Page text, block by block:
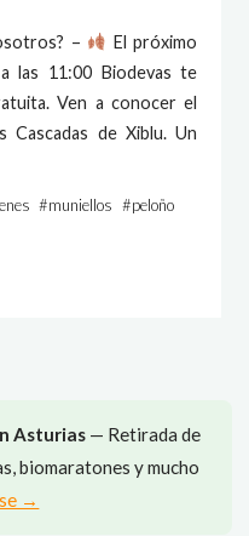
–
El próximo
las 11:00 Biodevas te
Ven a conocer el
Cascadas de Xiblu. Un
#muniellos #peloño
Asturias— Retirada de
biomaratones y mucho
→